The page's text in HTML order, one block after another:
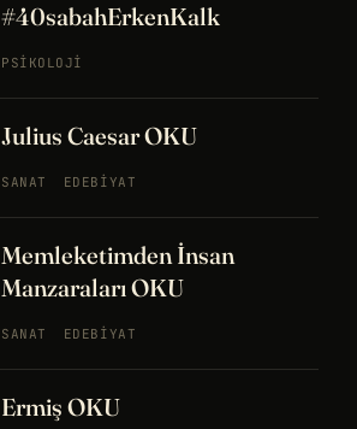
#40sabahErkenKalk
PSIKOLOJI
Julius Caesar OKU
SANAT EDEBIYAT
Memleketimden İnsan
Manzaraları OKU
SANAT EDEBIYAT
Ermiş OKU